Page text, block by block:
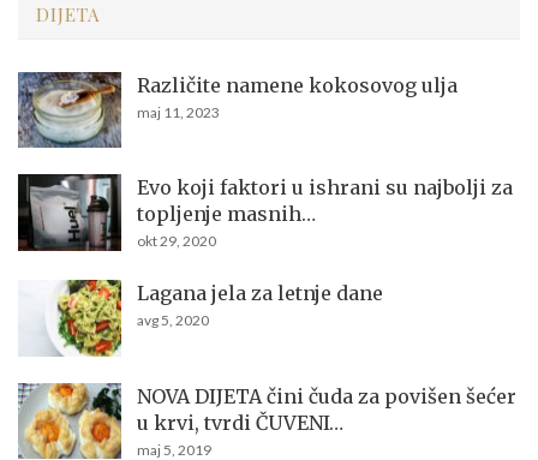
DIJETA
Različite namene kokosovog ulja
maj 11, 2023
Evo koji faktori u ishrani su najbolji za
topljenje masnih…
okt 29, 2020
Lagana jela za letnje dane
avg 5, 2020
NOVA DIJETA čini čuda za povišen šećer
u krvi, tvrdi ČUVENI…
maj 5, 2019